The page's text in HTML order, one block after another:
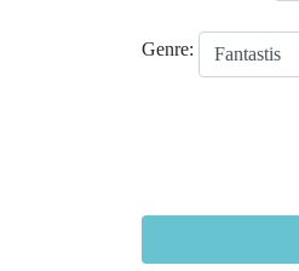
Genre: